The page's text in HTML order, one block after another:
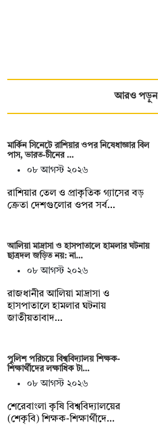
আরও পড়ুন
মার্কিন সিনেটে রাশিয়ার ওপর নিষেধাজ্ঞার বিল
পাস, ভারত-চীনের …
০৮ আগস্ট ২০২৬
রাশিয়ার তেল ও প্রাকৃতিক গ্যাসের বড়
ক্রেতা দেশগুলোর ওপর সর্ব…
আলিয়া মাদ্রাসা ও হাসপাতালে হামলার ঘটনায়
ছাত্রদল জড়িত নয়: না…
০৮ আগস্ট ২০২৬
রাজধানীর আলিয়া মাদ্রাসা ও
হাসপাতালে হামলার ঘটনায়
জাতীয়তাবাদ…
পুলিশ পরিচয়ে বিশ্ববিদ্যালয় শিক্ষক-
শিক্ষার্থীদের লক্ষাধিক টা…
০৮ আগস্ট ২০২৬
শেরেবাংলা কৃষি বিশ্ববিদ্যালয়ের
(শেকৃবি) শিক্ষক-শিক্ষার্থীদে…